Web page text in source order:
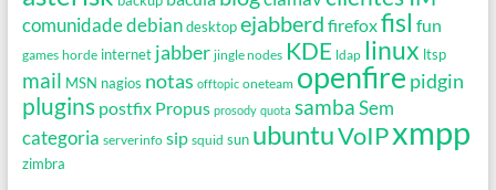
comunidadedebian desktop ejabberd firefoxfisl fun
games horde internet jabber jingle nodes KDE ldap linux ltsp
mail MSN nagios notas offtopic oneteam openfire pidgin
plugins postfix Propus prosody quota samba Sem
categoria serverinfo sip squid sun ubuntuVoIPxmpp
zimbra